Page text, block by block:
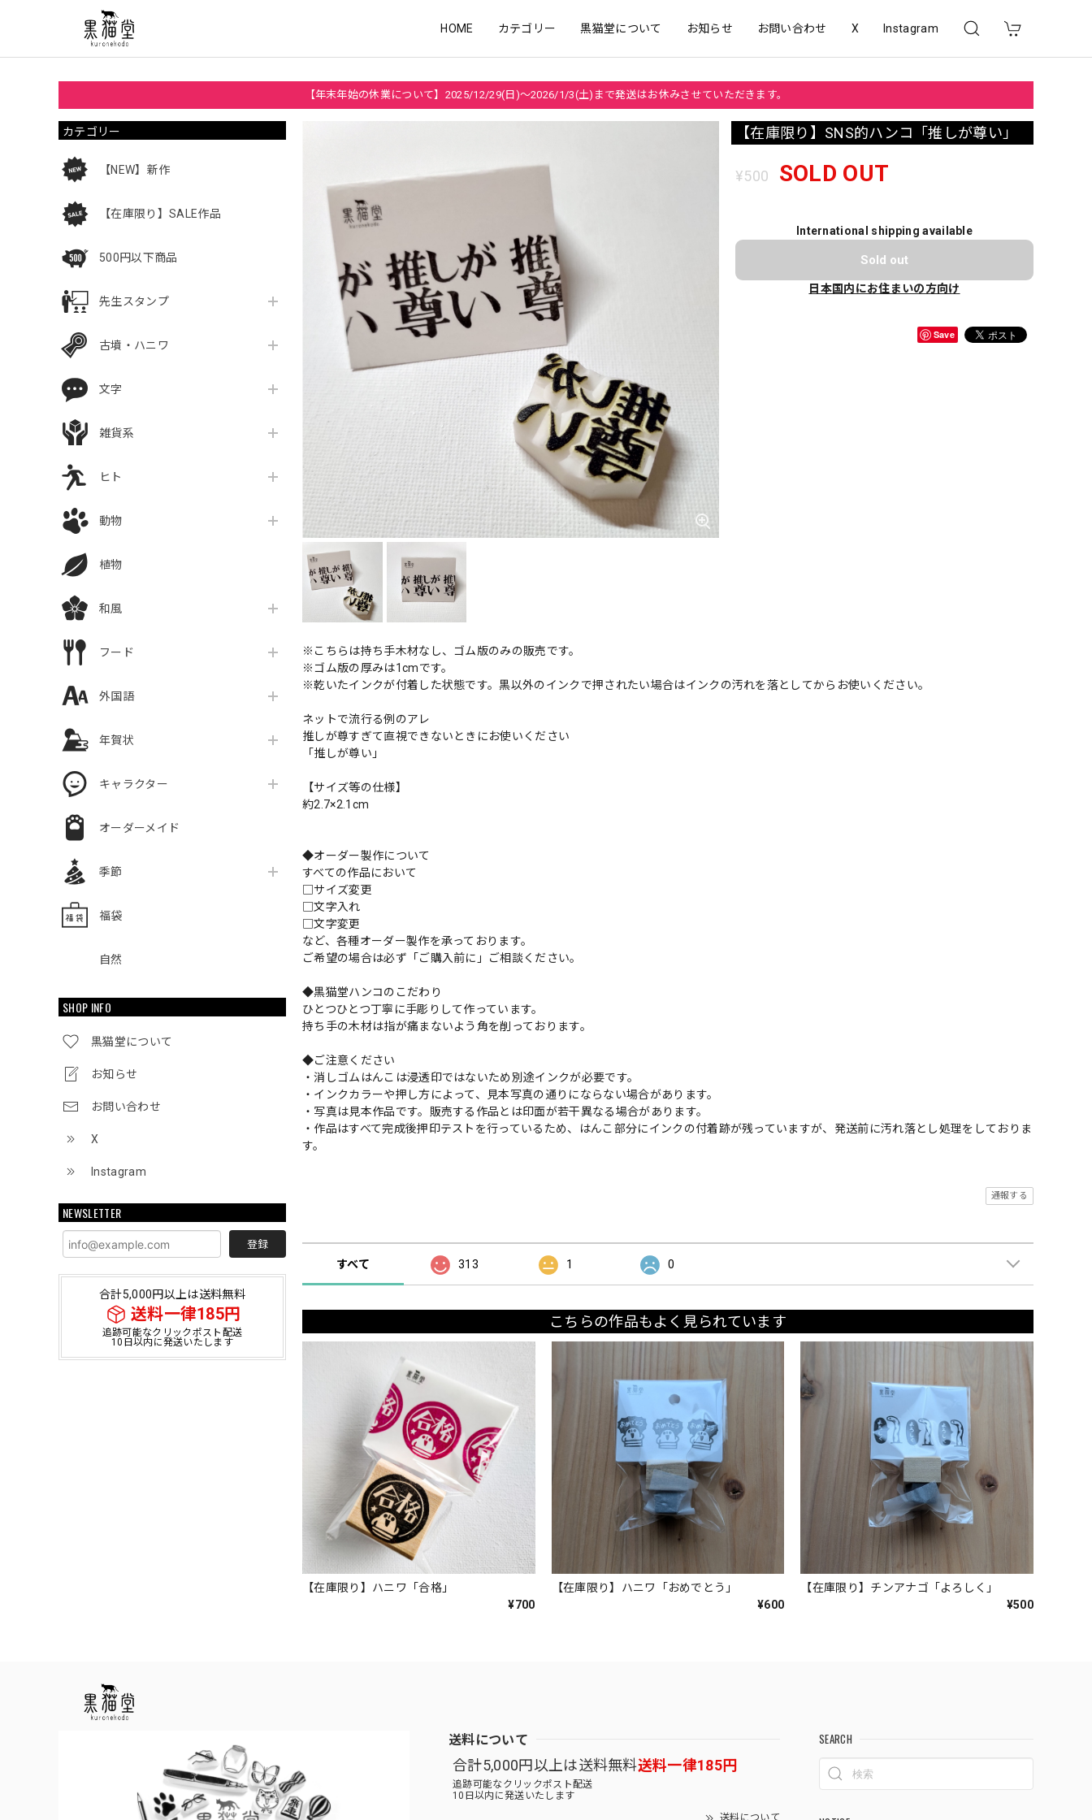
HOME カテゴリー 黒猫堂について お知らせ お問い合わせ X Instagram
【年末年始の休業について】2025/12/29(日)～2026/1/3(土)まで発送はお休みさせていただきます。
カテゴリー
【NEW】新作
【在庫限り】SALE作品
500円以下商品
先生スタンプ
古墳・ハニワ
文字
雑貨系
ヒト
動物
植物
和風
フード
外国語
年賀状
キャラクター
オーダーメイド
季節
福袋
自然
SHOP INFO
黒猫堂について
お知らせ
お問い合わせ
X
Instagram
NEWSLETTER
登録
合計5,000円以上は送料無料
送料一律185円
追跡可能なクリックポスト配送
10日以内に発送いたします
【在庫限り】SNS的ハンコ「推しが尊い」
¥500 SOLD OUT
International shipping available
Sold out
日本国内にお住まいの方向け
Save
※こちらは持ち手木材なし、ゴム版のみの販売です。
※ゴム版の厚みは1cmです。
※乾いたインクが付着した状態です。黒以外のインクで押されたい場合はインクの汚れを落としてからお使いください。
ネットで流行る例のアレ
推しが尊すぎて直視できないときにお使いください
「推しが尊い」
【サイズ等の仕様】
約2.7×2.1cm
◆オーダー製作について
すべての作品において
□サイズ変更
□文字入れ
□文字変更
など、各種オーダー製作を承っております。
ご希望の場合は必ず「ご購入前に」ご相談ください。
◆黒猫堂ハンコのこだわり
ひとつひとつ丁寧に手彫りして作っています。
持ち手の木材は指が痛まないよう角を削っております。
◆ご注意ください
・消しゴムはんこは浸透印ではないため別途インクが必要です。
・インクカラーや押し方によって、見本写真の通りにならない場合があります。
・写真は見本作品です。販売する作品とは印面が若干異なる場合があります。
・作品はすべて完成後押印テストを行っているため、はんこ部分にインクの付着跡が残っていますが、発送前に汚れ落とし処理をしておりま
す。
通報する
すべて 313 1 0
こちらの作品もよく見られています
【在庫限り】ハニワ「合格」
¥700
【在庫限り】ハニワ「おめでとう」
¥600
【在庫限り】チンアナゴ「よろしく」
¥500
送料について
合計5,000円以上は送料無料送料一律185円
追跡可能なクリックポスト配送
10日以内に発送いたします
SEARCH